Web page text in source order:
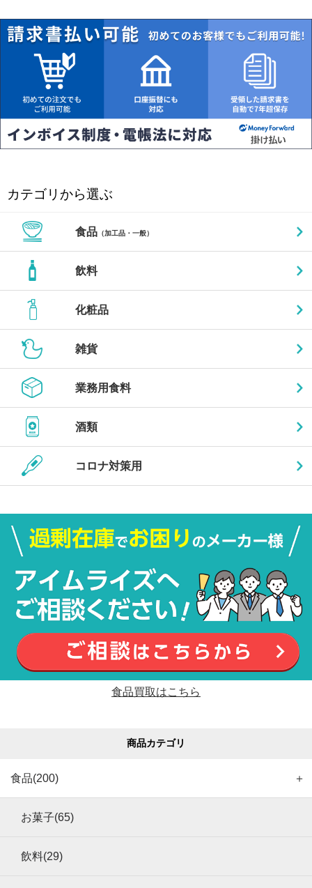
カテゴリから選ぶ
食品（加工品・一般）
飲料
化粧品
雑貨
業務用食料
酒類
コロナ対策用
食品買取はこちら
商品カテゴリ
食品(200) ＋
お菓子(65)
飲料(29)